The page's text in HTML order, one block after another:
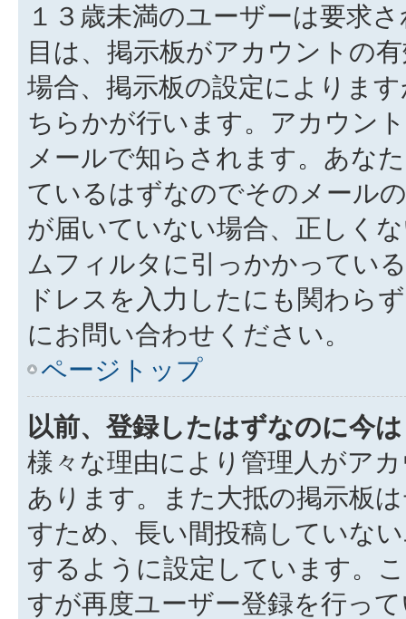
１３歳未満のユーザーは要求
目は、掲示板がアカウントの
場合、掲示板の設定によりま
ちらかが行います。アカウン
メールで知らされます。あな
ているはずなのでそのメール
が届いていない場合、正しく
ムフィルタに引っかかってい
ドレスを入力したにも関わら
にお問い合わせください。
ページトップ
以前、登録したはずなのに今
様々な理由により管理人がア
あります。また大抵の掲示板
すため、長い間投稿していな
するように設定しています。
すが再度ユーザー登録を行っ